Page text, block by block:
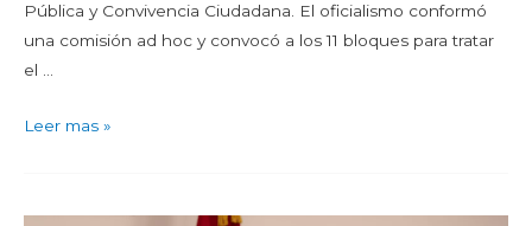
Pública y Convivencia Ciudadana. El oficialismo conformó
una comisión ad hoc y convocó a los 11 bloques para tratar
el …
Leer mas »